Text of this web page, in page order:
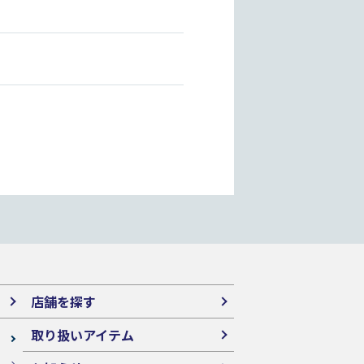
店舗を探す
取り扱いアイテム